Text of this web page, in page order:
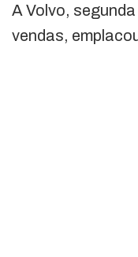
A Volvo,
vendas,